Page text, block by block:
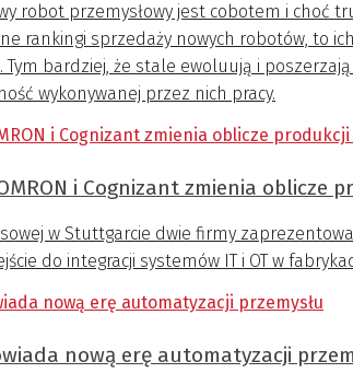
robot przemysłowy jest cobotem i choć
rankingi sprzedaży nowych robotów, to
Tym bardziej, że stale ewoluują i
wykonywanej przez nich pracy.
i Cognizant zmienia oblicze
w Stuttgarcie dwie firmy
do integracji systemów IT i OT w
nową erę automatyzacji